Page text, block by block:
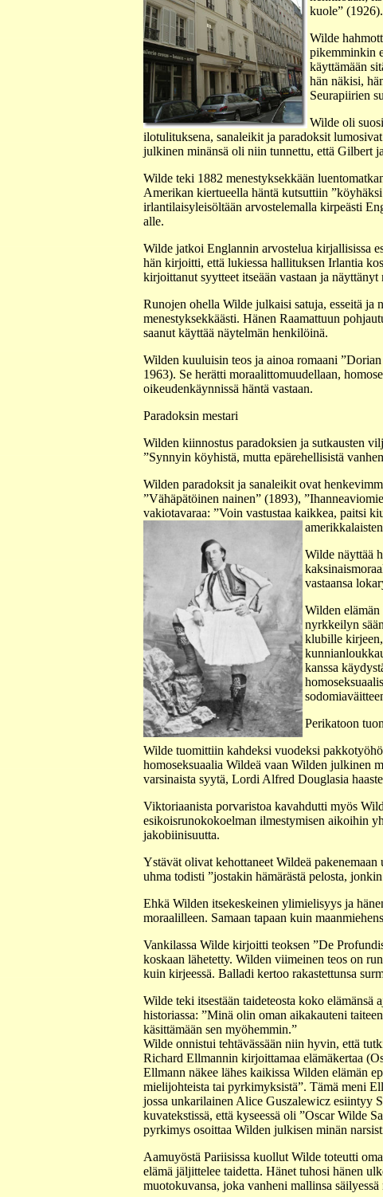
kuole” (1926).
Wilde
pikemminkin
käyttämään
hän näkisi,
Seurapiirien
Wilde oli
ilotulituksena, sanaleikit ja paradoksit
julkinen minänsä oli niin tunnettu, että Gilbert
Wilde teki 1882 menestyksekkään
Amerikan kiertueella häntä kutsuttiin
irlantilaisyleisöltään arvostelemalla kirpeästi
alle.
Wilde jatkoi Englannin arvostelua kirjallisissa
hän kirjoitti, että lukiessa hallituksen Irlantia
kirjoittanut syytteet itseään vastaan ja näyttänyt
Runojen ohella Wilde julkaisi satuja, esseitä
menestyksekkäästi. Hänen Raamattuun
saanut käyttää näytelmän henkilöinä.
Wilden kuuluisin teos ja ainoa romaani
1963). Se herätti moraalittomuudellaan,
oikeudenkäynnissä häntä vastaan.
Paradoksin mestari
Wilden kiinnostus paradoksien ja sutkausten
”Synnyin köyhistä, mutta epärehellisistä
Wilden paradoksit ja sanaleikit ovat
”Vähäpätöinen nainen” (1893),
vakiotavaraa: ”Voin vastustaa kaikkea, paitsi
Wilde näyttää
vastaansa
Wilden
nyrkkeilyn
klubille
kanssa
Perikatoon
Wilde tuomittiin kahdeksi vuodeksi
homoseksuaalia Wildeä vaan Wilden julkinen
varsinaista syytä, Lordi Alfred Douglasia
Viktoriaanista porvaristoa kavahdutti myös
esikoisrunokokoelman ilmestymisen aikoihin
jakobiinisuutta.
Ystävät olivat kehottaneet Wildeä
uhma todisti ”jostakin hämärästä pelosta,
Ehkä Wilden itsekeskeinen ylimielisyys ja
moraalilleen. Samaan tapaan kuin
Vankilassa Wilde kirjoitti teoksen ”De
koskaan lähetetty. Wilden viimeinen teos on
kuin kirjeessä. Balladi kertoo rakastettunsa
Wilde teki itsestään taideteosta koko
historiassa: ”Minä olin oman aikakauteni
käsittämään sen myöhemmin.”
Wilde onnistui tehtävässään niin hyvin, että
Richard Ellmannin kirjoittamaa elämäkertaa
Ellmann näkee lähes kaikissa Wilden elämän
mielijohteista tai pyrkimyksistä”. Tämä meni
jossa unkarilainen Alice Guszalewicz esiintyy
kuvatekstissä, että kyseessä oli ”Oscar Wilde
pyrkimys osoittaa Wilden julkisen minän
Aamuyöstä Pariisissa kuollut Wilde toteutti
elämä jäljittelee taidetta. Hänet tuhosi hänen
muotokuvansa, joka vanheni mallinsa säilyessä